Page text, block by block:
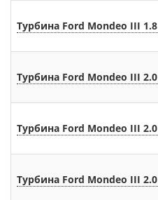
Турбина Ford Mondeo III 1.8
Турбина Ford Mondeo III 2.0
Турбина Ford Mondeo III 2.0
Турбина Ford Mondeo III 2.0